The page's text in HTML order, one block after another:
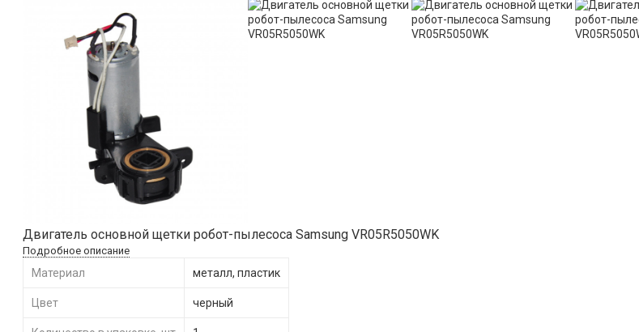
​Двигатель основной щетки робот-пылесоса Samsung VR05R5050WK​
Подробное описание
Материал металл, пластик
Цвет черный